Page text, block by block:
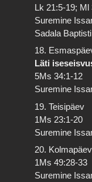
Lk 21:5-19; Ml
Suremine
Sadala
18.
Läti
5Ms 34:1-12
Suremine
19. Teisipäev
1Ms 23:1-20
Suremine
20. Kolmapäev
1Ms 49:28-33
Suremine